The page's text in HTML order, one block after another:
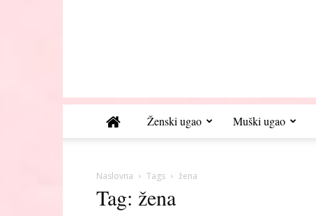
Ženski ugao Muški ugao
Naslovna Tags žena
Tag: žena